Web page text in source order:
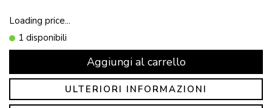
Loading price...
1 disponibili
Aggiungi al carrello
ULTERIORI INFORMAZIONI